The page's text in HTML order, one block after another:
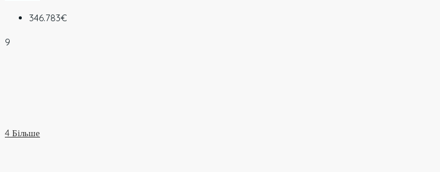
346.783€
9
4 Більше